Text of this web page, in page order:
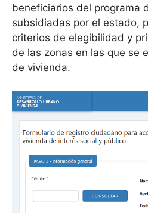
beneficiarios del programa
subsidiadas por el estado,
criterios de elegibilidad y
de las zonas en las que se
de vivienda.